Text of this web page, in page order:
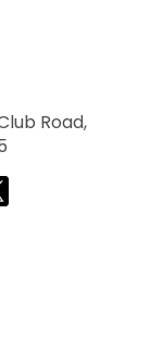
Road,